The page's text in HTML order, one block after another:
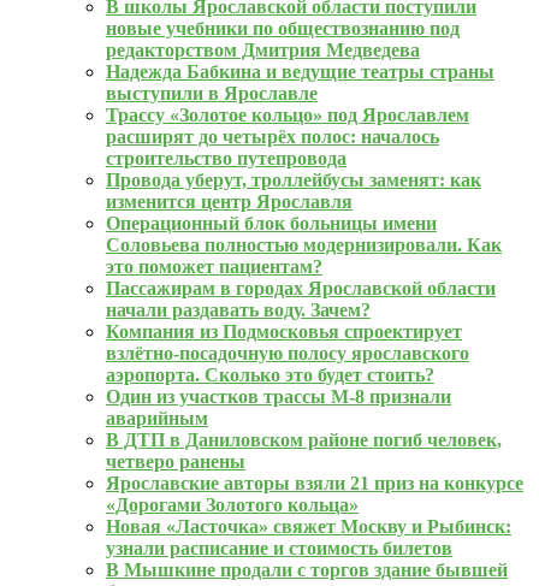
В школы Ярославской области поступили
новые учебники по обществознанию под
редакторством Дмитрия Медведева
Надежда Бабкина и ведущие театры страны
выступили в Ярославле
Трассу «Золотое кольцо» под Ярославлем
расширят до четырёх полос: началось
строительство путепровода
Провода уберут, троллейбусы заменят: как
изменится центр Ярославля
Операционный блок больницы имени
Соловьева полностью модернизировали. Как
это поможет пациентам?
Пассажирам в городах Ярославской области
начали раздавать воду. Зачем?
Компания из Подмосковья спроектирует
взлётно‑посадочную полосу ярославского
аэропорта. Сколько это будет стоить?
Один из участков трассы М‑8 признали
аварийным
В ДТП в Даниловском районе погиб человек,
четверо ранены
Ярославские авторы взяли 21 приз на конкурсе
«Дорогами Золотого кольца»
Новая «Ласточка» свяжет Москву и Рыбинск:
узнали расписание и стоимость билетов
В Мышкине продали с торгов здание бывшей